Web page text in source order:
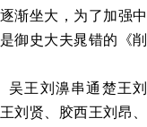
渐坐大，为了加强中
御史大夫晁错的《削
吴王刘濞串通楚王刘
刘贤、胶西王刘昂、